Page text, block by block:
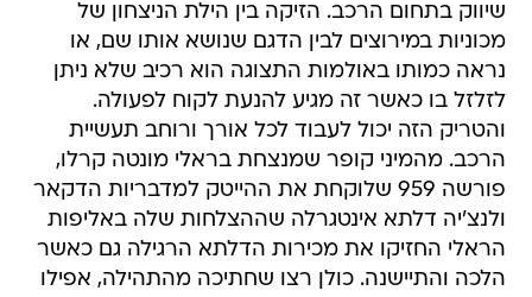
שיווק בתחום הרכב. הזיקה בין הילת הניצחון של
מכוניות במירוצים לבין הדגם שנושא אותו שם, או
נראה כמותו באולמות התצוגה הוא רכיב שלא ניתן
לזלזל בו כאשר זה מגיע להנעת לקוח לפעולה.
והטריק הזה יכול לעבוד לכל אורך ורוחב תעשיית
הרכב. מהמיני קופר שמנצחת בראלי מונטה קרלו,
פורשה 959 שלוקחת את ההייטק למדבריות הדקאר
ולנצ'יה דלתא אינטגרלה שההצלחות שלה באליפות
הראלי החזיקו את מכירות הדלתא הרגילה גם כאשר
הלכה והתיישנה. כולן רצו שחתיכה מהתהילה, אפילו